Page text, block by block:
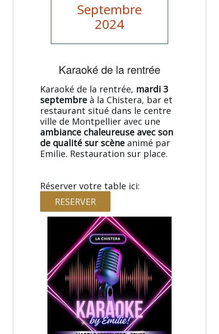
Septembre
2024
Karaoké de la rentrée
Karaoké de la rentrée, mardi 3
septembre à la Chistera, bar et
restaurant situé dans le centre
ville de Montpellier avec une
ambiance chaleureuse avec son
de qualité sur scène animé par
Emilie. Restauration sur place.
Réserver votre table ici:
RESERVER